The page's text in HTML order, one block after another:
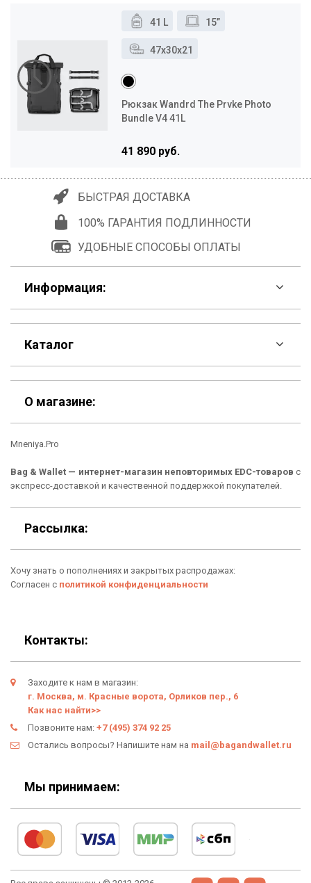
41 L 15”
47x30x21
Рюкзак Wandrd The Prvke Photo
Bundle V4 41L
41 890 руб.
БЫСТРАЯ ДОСТАВКА
100% ГАРАНТИЯ ПОДЛИННОСТИ
УДОБНЫЕ СПОСОБЫ ОПЛАТЫ
Информация:
F.A.Q
Контакты
Шоурум
Материалы
Подарочные сертификаты
О нас
Отзывы о Bag & Wallet
Гарантия
Условия возврата
Оферта
Политика конфиденциальности
Каталог
Скидки
Кошельки
Сумки
Новинки
Подарки
О магазине:
Mneniya.Pro
Bag & Wallet — интернет-магазин неповторимых EDC-товаров с
экспресс-доставкой и качественной поддержкой покупателей.
Рассылка:
Хочу знать о пополнениях и закрытых распродажах:
Согласен с политикой конфиденциальности
Контакты:
Заходите к нам в магазин:
г. Москва, м. Красные ворота, Орликов пер., 6
Как нас найти>>
Позвоните нам: +7 (495) 374 92 25
Остались вопросы? Напишите нам на mail@bagandwallet.ru
Мы принимаем: